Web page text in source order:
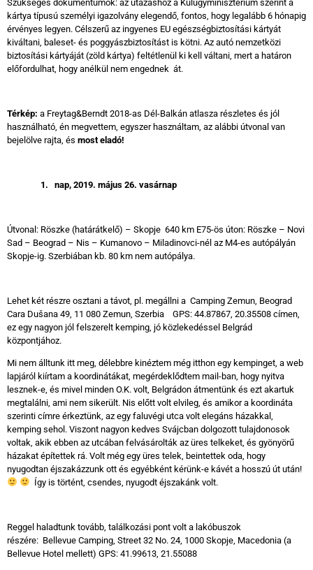
Szükséges dokumentumok: az utazáshoz a Külügyminisztérium szerint a
kártya típusú személyi igazolvány elegendő, fontos, hogy legalább 6 hónapig
érvényes legyen. Célszerű az ingyenes EU egészségbiztosítási kártyát
kiváltani, baleset- és poggyászbiztosítást is kötni. Az autó nemzetközi
biztosítási kártyáját (zöld kártya) feltétlenül ki kell váltani, mert a határon
előfordulhat, hogy anélkül nem engednek át.
Térkép: a Freytag&Berndt 2018-as Dél-Balkán atlasza részletes és jól
használható, én megvettem, egyszer használtam, az alábbi útvonal van
bejelölve rajta, és most eladó!
1. nap, 2019. május 26. vasárnap
Útvonal: Röszke (határátkelő) – Skopje 640 km E75-ös úton: Röszke – Novi
Sad – Beograd – Nis – Kumanovo – Miladinovci-nél az M4-es autópályán
Skopje-ig. Szerbiában kb. 80 km nem autópálya.
Lehet két részre osztani a távot, pl. megállni a Camping Zemun, Beograd
Cara Dušana 49, 11 080 Zemun, Szerbia GPS: 44.87867, 20.35508 címen,
ez egy nagyon jól felszerelt kemping, jó közlekedéssel Belgrád
központjához.
Mi nem álltunk itt meg, délebbre kinéztem még itthon egy kempinget, a web
lapjáról kiírtam a koordinátákat, megérdeklődtem mail-ban, hogy nyitva
lesznek-e, és mivel minden O.K. volt, Belgrádon átmentünk és ezt akartuk
megtalálni, ami nem sikerült. Nis előtt volt elvileg, és amikor a koordináta
szerinti címre érkeztünk, az egy faluvégi utca volt elegáns házakkal,
kemping sehol. Viszont nagyon kedves Svájcban dolgozott tulajdonosok
voltak, akik ebben az utcában felvásárolták az üres telkeket, és gyönyörű
házakat építettek rá. Volt még egy üres telek, beintettek oda, hogy
nyugodtan éjszakázzunk ott és egyébként kérünk-e kávét a hosszú út után!
Így is történt, csendes, nyugodt éjszakánk volt.
Reggel haladtunk tovább, találkozási pont volt a lakóbuszok
részére: Bellevue Camping, Street 32 No. 24, 1000 Skopje, Macedonia (a
Bellevue Hotel mellett) GPS: 41.99613, 21.55088